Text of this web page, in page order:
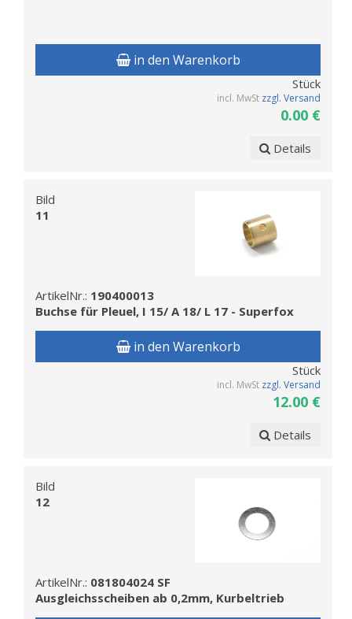
in den Warenkorb
Stück
incl. MwSt zzgl. Versand
0.00 €
Details
Bild
11
ArtikelNr.: 190400013
Buchse für Pleuel, I 15/ A 18/ L 17 - Superfox
in den Warenkorb
Stück
incl. MwSt zzgl. Versand
12.00 €
Details
Bild
12
ArtikelNr.: 081804024 SF
Ausgleichsscheiben ab 0,2mm, Kurbeltrieb